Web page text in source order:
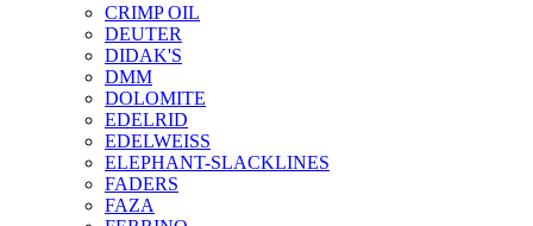
CRIMP OIL
DEUTER
DIDAK'S
DMM
DOLOMITE
EDELRID
EDELWEISS
ELEPHANT-SLACKLINES
FADERS
FAZA